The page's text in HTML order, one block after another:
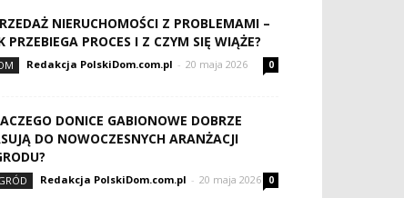
NIERUCHOMOŚCI Z PROBLEMAMI –
PRZEBIEGA PROCES I Z CZYM SIĘ WIĄŻE?
Redakcja PolskiDom.com.pl - 20 maja 2026 0
DONICE GABIONOWE DOBRZE
DO NOWOCZESNYCH ARANŻACJI
Redakcja PolskiDom.com.pl - 20 maja 2026 0